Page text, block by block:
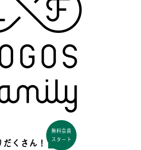
くさん！
無料会員
スタート